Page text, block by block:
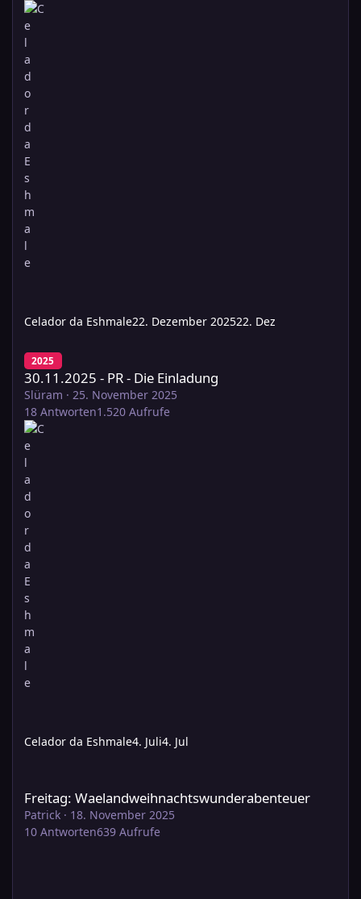
Celador da Eshmale22. Dezember 202522. Dez
30.11.2025 - PR - Die Einladung
2025
30.11.2025 - PR - Die Einladung
Slüram · 25. November 2025
18 Antworten1.520 Aufrufe
Celador da Eshmale4. Juli4. Jul
Freitag: Waelandweihnachtswunderabenteuer
Patrick · 18. November 2025
10 Antworten639 Aufrufe